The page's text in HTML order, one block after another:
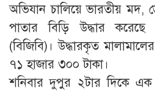
অভিযান চালিয়ে ভারতীয় মদ,
পাতার বিড়ি উদ্ধার করেছে
(বিজিবি)। উদ্ধারকৃত
৭১ হাজার ৩০০ টাকা।
শনিবার দুপুর ২টার দিকে এক